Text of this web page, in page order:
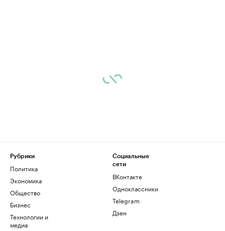
Рубрики
Политика
Экономика
Общество
Бизнес
Технологии и
медиа
Социальные
сети
ВКонтакте
Одноклассники
Telegram
Дзен